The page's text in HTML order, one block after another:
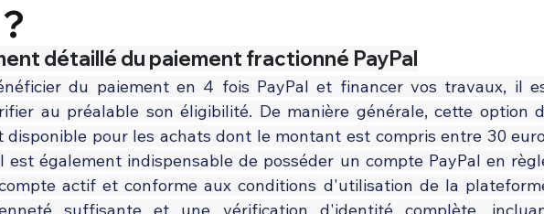
détaillé du paiement fractionné PayPal
du paiement en 4 fois PayPal et financer vos travaux, il
au préalable son éligibilité. De manière générale, cette option
disponible pour les achats dont le montant est compris entre 30
est également indispensable de posséder un compte PayPal en
actif et conforme aux conditions d'utilisation de la